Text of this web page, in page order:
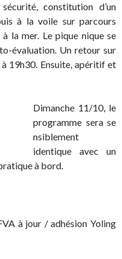
constitution d’un
à la voile sur parcours
la mer. Le pique nique se
évaluation. Un retour sur
19h30. Ensuite, apéritif et
Dimanche 11/10, le
programme sera se
nsiblement
identique avec un
à bord.
à jour / adhésion Yoling